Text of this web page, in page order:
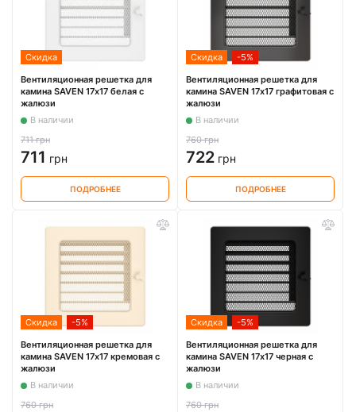
Скидка
Вентиляционная решетка для
камина SAVEN 17х17 белая с
жалюзи
В наличии
711 грн
711 грн
ПОДРОБНЕЕ
Скидка -5%
Вентиляционная решетка для
камина SAVEN 17х17 графитовая с
жалюзи
В наличии
760 грн
722 грн
ПОДРОБНЕЕ
Скидка -5%
Вентиляционная решетка для
камина SAVEN 17х17 кремовая с
жалюзи
В наличии
760 грн
Скидка -5%
Вентиляционная решетка для
камина SAVEN 17х17 черная с
жалюзи
В наличии
760 грн